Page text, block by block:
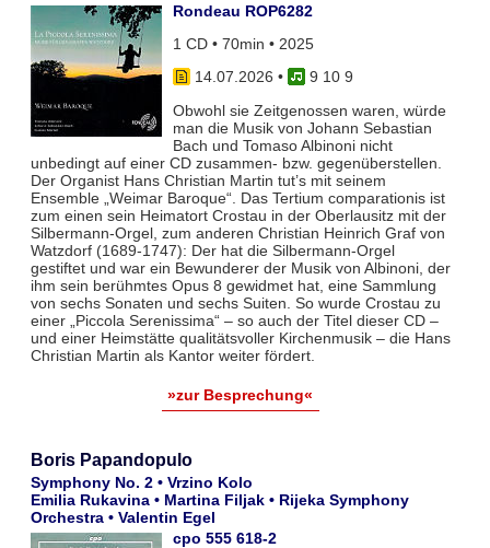
Rondeau ROP6282
1 CD • 70min • 2025
14.07.2026 •
9 10 9
Obwohl sie Zeitgenossen waren, würde
man die Musik von Johann Sebastian
Bach und Tomaso Albinoni nicht
unbedingt auf einer CD zusammen- bzw. gegenüberstellen.
Der Organist Hans Christian Martin tut’s mit seinem
Ensemble „Weimar Baroque“. Das Tertium comparationis ist
zum einen sein Heimatort Crostau in der Oberlausitz mit der
Silbermann-Orgel, zum anderen Christian Heinrich Graf von
Watzdorf (1689-1747): Der hat die Silbermann-Orgel
gestiftet und war ein Bewunderer der Musik von Albinoni, der
ihm sein berühmtes Opus 8 gewidmet hat, eine Sammlung
von sechs Sonaten und sechs Suiten. So wurde Crostau zu
einer „Piccola Serenissima“ – so auch der Titel dieser CD –
und einer Heimstätte qualitätsvoller Kirchenmusik – die Hans
Christian Martin als Kantor weiter fördert.
»zur Besprechung«
Boris Papandopulo
Symphony No. 2 • Vrzino Kolo
Emilia Rukavina • Martina Filjak • Rijeka Symphony
Orchestra • Valentin Egel
cpo 555 618-2